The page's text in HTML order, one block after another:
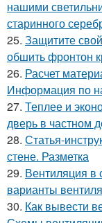
нашими
старинного
25. Защитите
обшить фронтон
26. Расчет
Информация по
27. Теплее и
дверь в частном
28. Статья-
стене. Разметка
29. Вентиляция в
варианты
30. Как вывести